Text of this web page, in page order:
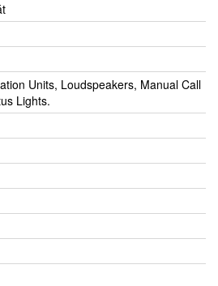
Units, Loudspeakers, Manual Call
Lights.